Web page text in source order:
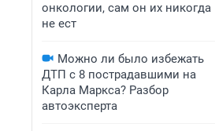
онкологии, сам он их никогда
не ест
Можно ли было избежать
ДТП с 8 пострадавшими на
Карла Маркса? Разбор
автоэксперта